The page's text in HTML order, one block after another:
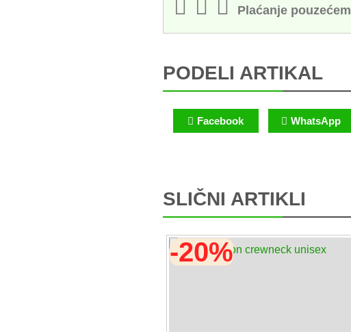
Plaćanje pouzećem
PODELI ARTIKAL
Facebook WhatsApp
SLIČNI ARTIKLI
-20%